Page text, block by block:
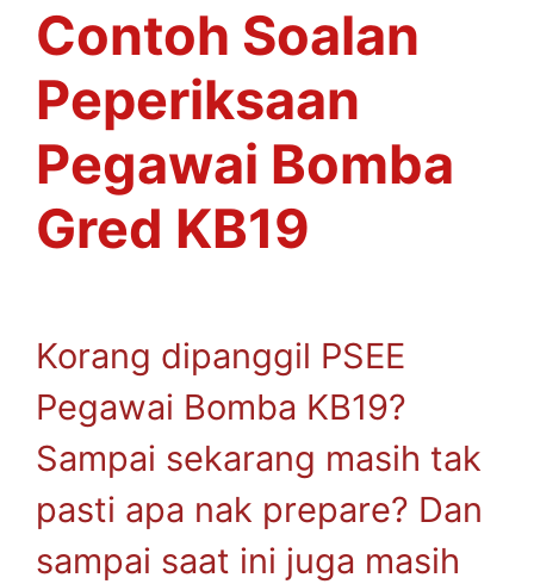
Contoh Soalan
Peperiksaan
Pegawai Bomba
Gred KB19
Korang dipanggil PSEE
Pegawai Bomba KB19?
Sampai sekarang masih tak
pasti apa nak prepare? Dan
sampai saat ini juga masih